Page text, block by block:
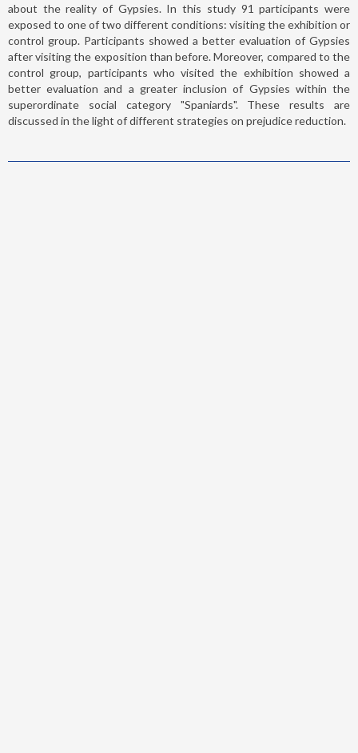
about the reality of Gypsies. In this study 91 participants were
exposed to one of two different conditions: visiting the exhibition or
control group. Participants showed a better evaluation of Gypsies
after visiting the exposition than before. Moreover, compared to the
control group, participants who visited the exhibition showed a
better evaluation and a greater inclusion of Gypsies within the
superordinate social category "Spaniards". These results are
discussed in the light of different strategies on prejudice reduction.